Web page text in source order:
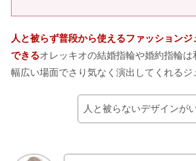
人と被らず普段から使えるファッション
できるオレッキオの結婚指輪や婚約指輪は
幅広い場面でさり気なく演出してくれるジ
人と被らないデザインが